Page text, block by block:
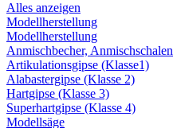
Alles anzeigen
Modellherstellung
Modellherstellung
Anmischbecher, Anmischschalen
Artikulationsgipse (Klasse1)
Alabastergipse (Klasse 2)
Hartgipse (Klasse 3)
Superhartgipse (Klasse 4)
Modellsäge